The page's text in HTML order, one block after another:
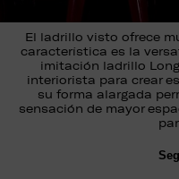
El ladrillo visto ofrece
característica es la
imitación ladrillo
interiorista para crear
su forma alargada
sensación de mayor